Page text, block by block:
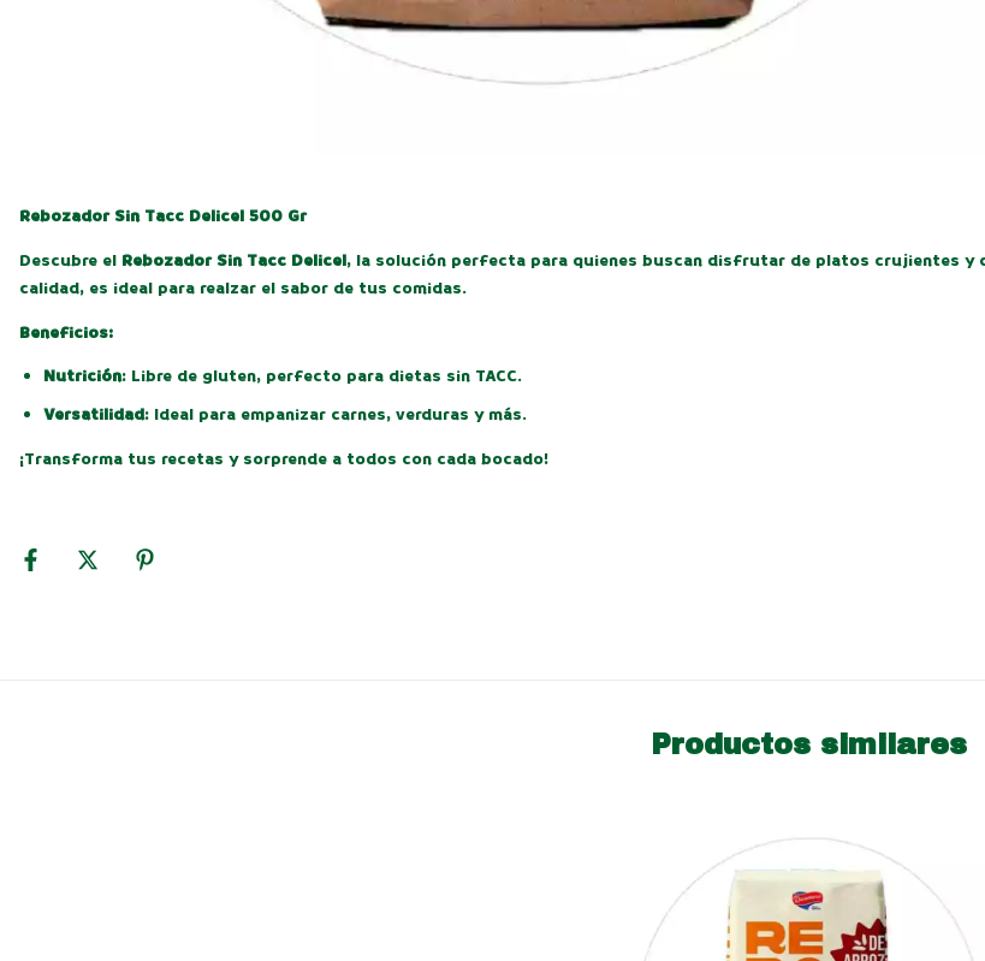
Rebozador Sin Tacc Delicel 500 Gr
Descubre el Rebozador Sin Tacc Delicel, la solución perfecta para quienes buscan disfrutar de platos crujientes y
calidad, es ideal para realzar el sabor de tus comidas.
Beneficios:
Nutrición: Libre de gluten, perfecto para dietas sin TACC.
Versatilidad: Ideal para empanizar carnes, verduras y más.
¡Transforma tus recetas y sorprende a todos con cada bocado!
Productos similares